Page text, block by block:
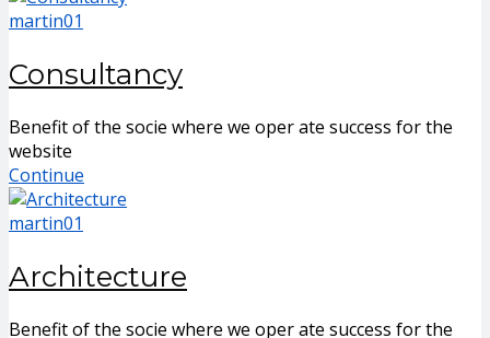
martin01
Consultancy
Benefit of the socie where we oper ate success for the
website
Continue
martin01
Architecture
Benefit of the socie where we oper ate success for the